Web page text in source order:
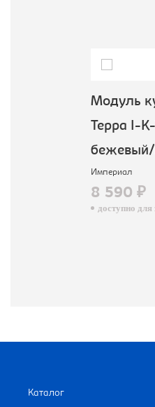
Модуль
Терра I-
Империал
8 590 ₽
доступно для
Каталог